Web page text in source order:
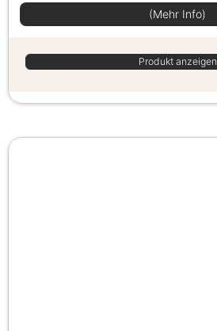
(Mehr Info)
Produkt anzeigen